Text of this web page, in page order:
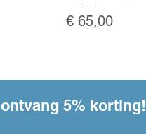
Prijs
€ 65,00
5% korting!